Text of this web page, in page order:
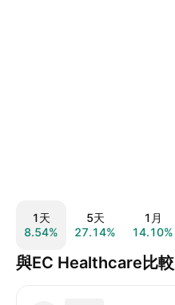
1天
8.54%
5天
27.14%
1月
14.10%
與EC Healthcare比較